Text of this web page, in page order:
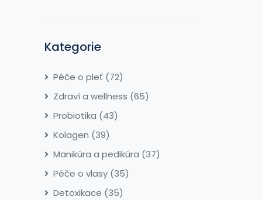
Kategorie
Péče o pleť (72)
Zdraví a wellness (65)
Probiotika (43)
Kolagen (39)
Manikúra a pedikúra (37)
Péče o vlasy (35)
Detoxikace (35)